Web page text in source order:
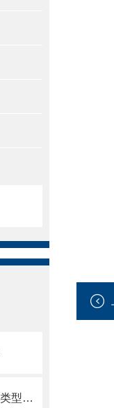
贝克曼离心机转头一般有哪几种类型呢？